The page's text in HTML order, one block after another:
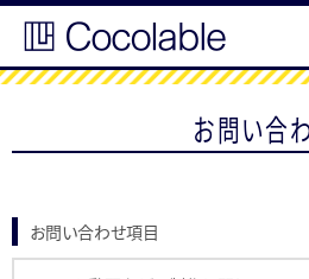
お問い合
お問い合わせ項目